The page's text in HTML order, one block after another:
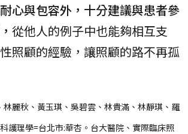
心與包容外，十分建議與患者參
從他人的例子中也能夠相互支
照顧的經驗，讓照顧的路不再孤
麗秋、黃玉琪、吳碧雲、林貴滿、林靜琪、羅
護理學=台北市:華杏。台大醫院、實際臨床照